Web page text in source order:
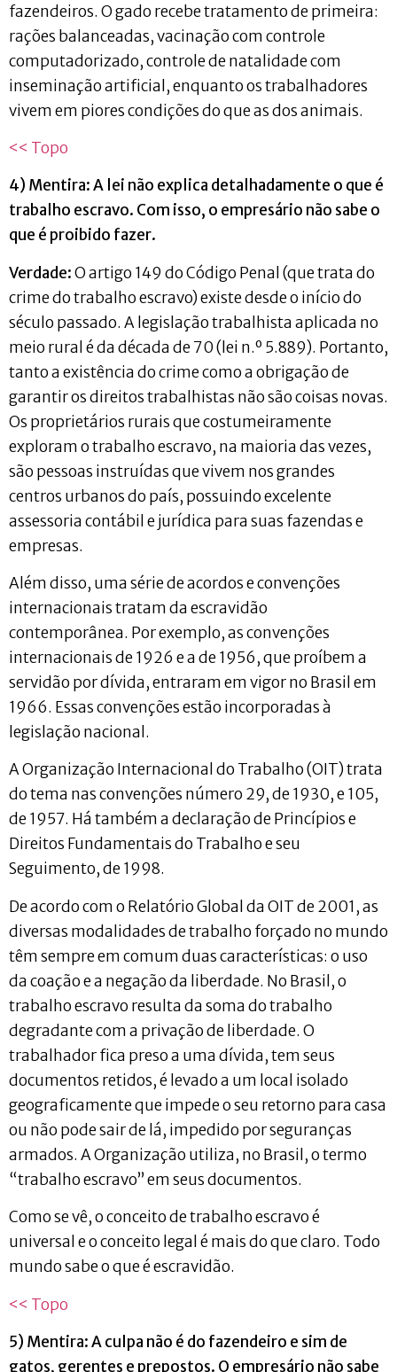
fazendeiros. O gado recebe tratamento de primeira:
rações balanceadas, vacinação com controle
computadorizado, controle de natalidade com
inseminação artificial, enquanto os trabalhadores
vivem em piores condições do que as dos animais.
<< Topo
4) Mentira: A lei não explica detalhadamente o que é
trabalho escravo. Com isso, o empresário não sabe o
que é proibido fazer.
Verdade:O artigo 149 do Código Penal (que trata do
crime do trabalho escravo) existe desde o início do
século passado. A legislação trabalhista aplicada no
meio rural é da década de 70 (lei n.º 5.889). Portanto,
tanto a existência do crime como a obrigação de
garantir os direitos trabalhistas não são coisas novas.
Os proprietários rurais que costumeiramente
exploram o trabalho escravo, na maioria das vezes,
são pessoas instruídas que vivem nos grandes
centros urbanos do país, possuindo excelente
assessoria contábil e jurídica para suas fazendas e
empresas.
Além disso, uma série de acordos e convenções
internacionais tratam da escravidão
contemporânea. Por exemplo, as convenções
internacionais de 1926 e a de 1956, que proíbem a
servidão por dívida, entraram em vigor no Brasil em
1966. Essas convenções estão incorporadas à
legislação nacional.
A Organização Internacional do Trabalho (OIT) trata
do tema nas convenções número 29, de 1930, e 105,
de 1957. Há também a declaração de Princípios e
Direitos Fundamentais do Trabalho e seu
Seguimento, de 1998.
De acordo com o Relatório Global da OIT de 2001, as
diversas modalidades de trabalho forçado no mundo
têm sempre em comum duas características: o uso
da coação e a negação da liberdade. No Brasil, o
trabalho escravo resulta da soma do trabalho
degradante com a privação de liberdade. O
trabalhador fica preso a uma dívida, tem seus
documentos retidos, é levado a um local isolado
geograficamente que impede o seu retorno para casa
ou não pode sair de lá, impedido por seguranças
armados. A Organização utiliza, no Brasil, o termo
“trabalho escravo” em seus documentos.
Como se vê, o conceito de trabalho escravo é
universal e o conceito legal é mais do que claro. Todo
mundo sabe o que é escravidão.
<< Topo
5) Mentira: A culpa não é do fazendeiro e sim de
gatos, gerentes e prepostos. O empresário não sabe